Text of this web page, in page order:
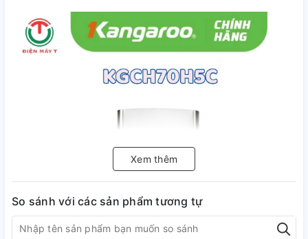
Xem thêm
So sánh với các sản phẩm tương tự